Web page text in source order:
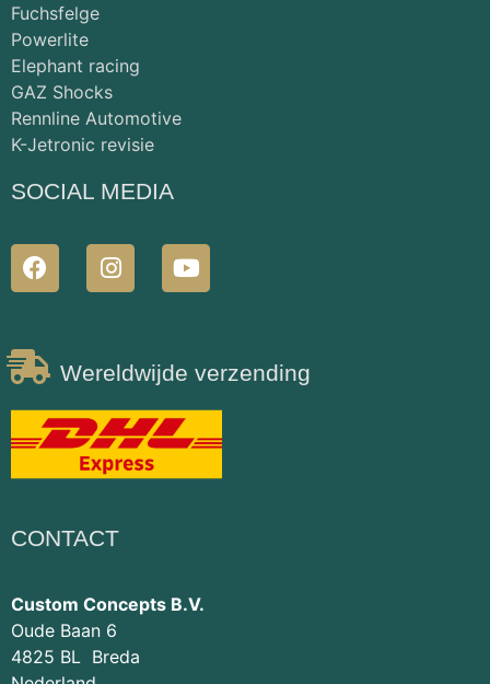
Fuchsfelge
Powerlite
Elephant racing
GAZ Shocks
Rennline Automotive
K-Jetronic revisie
SOCIAL MEDIA
Wereldwijde verzending
CONTACT
Custom Concepts B.V.
Oude Baan 6
4825 BL Breda